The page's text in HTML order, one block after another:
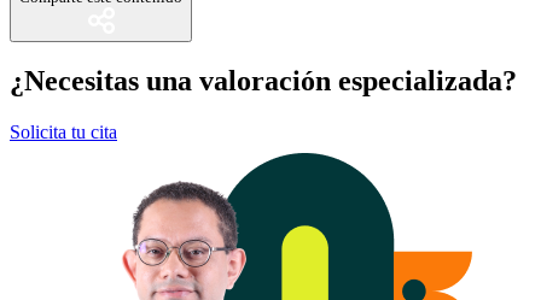
¿Necesitas una valoración especializada?
Solicita tu cita